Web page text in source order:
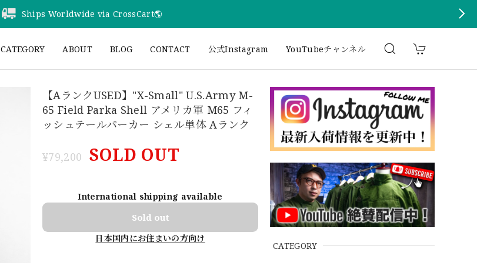
Ships Worldwide via CrossCart🌎️
CATEGORY ABOUT BLOG CONTACT 公式Instagram YouTubeチャンネル
CATEGORY
【AランクUSED】"X-Small" U.S.Army M-
65 Field Parka Shell アメリカ軍 M65 フィ
ッシュテールパーカー シェル単体 Aランク
¥79,200 SOLD OUT
International shipping available
Sold out
日本国内にお住まいの方向け